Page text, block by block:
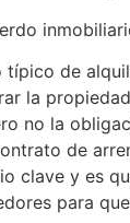
de
la
no la
de
clave y es
para